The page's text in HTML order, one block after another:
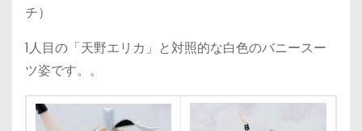
チ）
1人目の「天野エリカ」と対照的な白色のバニースー
ツ姿です。。